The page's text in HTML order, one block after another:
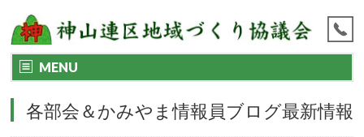
MENU
各部会＆かみやま情報員ブログ最新情報